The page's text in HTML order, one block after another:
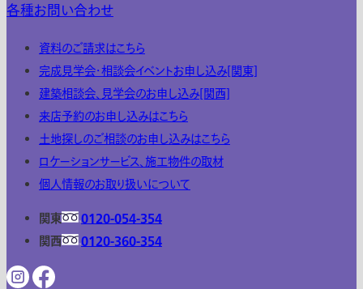
各種お問い合わせ
資料のご請求はこちら
完成見学会・相談会イベントお申し込み[関東]
建築相談会、見学会のお申し込み[関西]
来店予約のお申し込みはこちら
土地探しのご相談のお申し込みはこちら
ロケーションサービス、施工物件の取材
個人情報のお取り扱いについて
関東
0120-054-354
関西
0120-360-354